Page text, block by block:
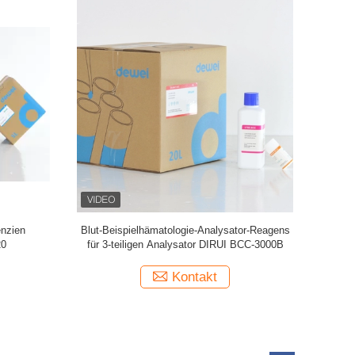
Nihon
6400
Stabile Hämatologie-Chemie-Analysator-
Reagenzien für Medonic CA570 3-teiliges
sauberes auf
Kontakt